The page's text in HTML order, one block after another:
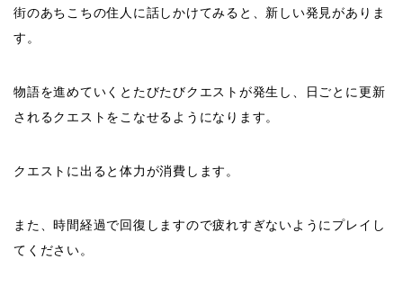
街のあちこちの住人に話しかけてみると、新しい発見がありま
す。
物語を進めていくとたびたびクエストが発生し、日ごとに更新
されるクエストをこなせるようになります。
クエストに出ると体力が消費します。
また、時間経過で回復しますので疲れすぎないようにプレイし
てください。